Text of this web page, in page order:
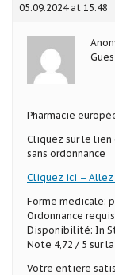
05.09.2024 at 15:48
Pharmacie
Cliquez sur le
sans ordonnance
Cliquez ici – Allez
Forme medicale:
Ordonnance
Disponibilité: In
Note 4,72 / 5 sur
Votre entiere